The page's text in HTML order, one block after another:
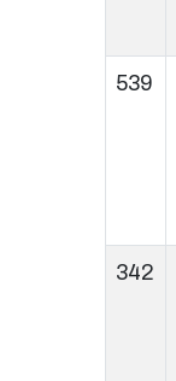
539
342